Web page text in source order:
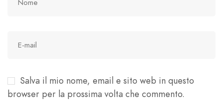
Salva il mio nome, email e sito web in questo
browser per la prossima volta che commento.